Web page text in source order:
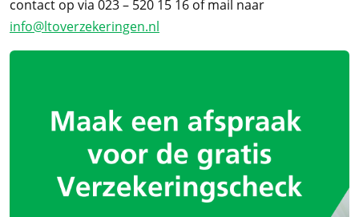
contact op via 023 – 520 15 16 of mail naar
info@ltoverzekeringen.nl